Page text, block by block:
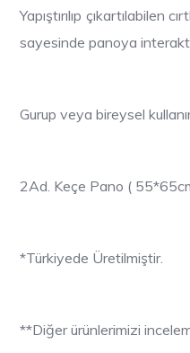
Yapıştırılıp çıkartılabilen
sayesinde panoya
Gurup veya bireysel
2Ad. Keçe Pano (
*Türkiyede Üretilmiştir.
**Diğer ürünlerimizi